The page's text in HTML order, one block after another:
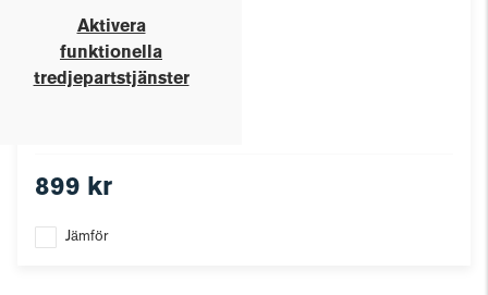
Aktivera
funktionella
tredjepartstjänster
899 kr
Jämför